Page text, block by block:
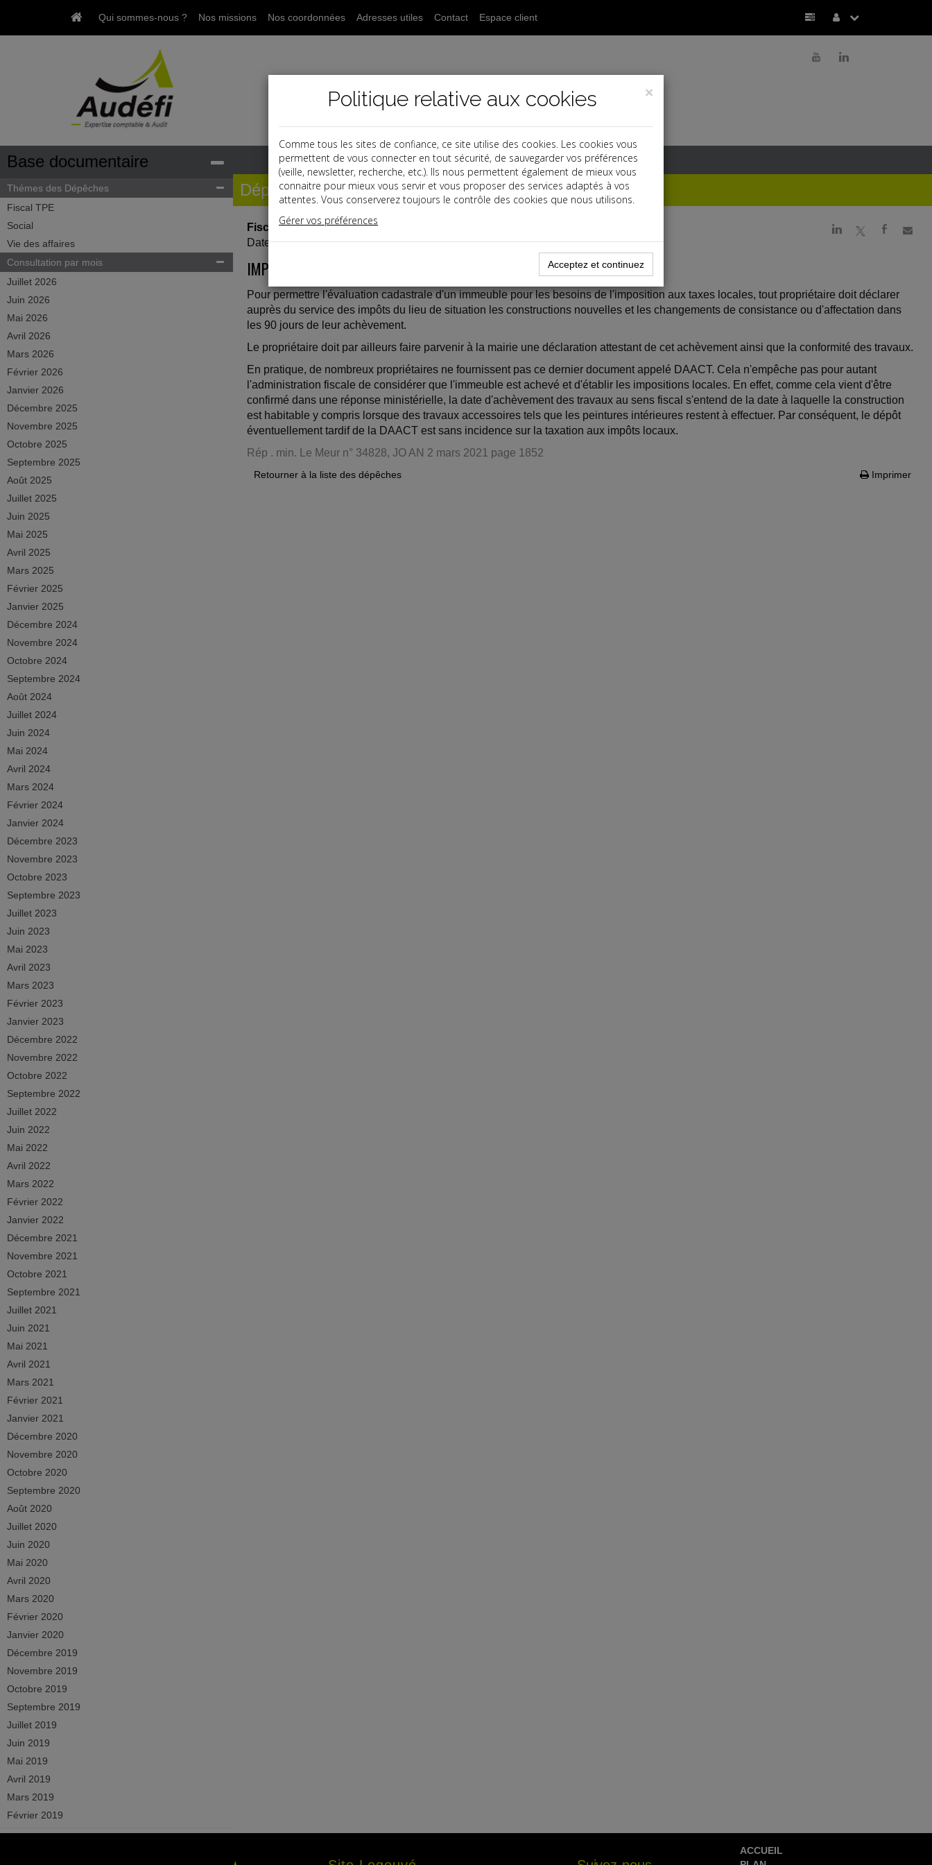
Qui sommes-nous ? Nos missions Nos coordonnées Adresses utiles Contact Espace client
j
r
Base documentaire
Thémes des Dépêches
Fiscal TPE
Social
Vie des affaires
Consultation par mois
Juillet 2026
Juin 2026
Mai 2026
Avril 2026
Mars 2026
Février 2026
Janvier 2026
Décembre 2025
Novembre 2025
Octobre 2025
Septembre 2025
Août 2025
Juillet 2025
Juin 2025
Mai 2025
Avril 2025
Mars 2025
Février 2025
Janvier 2025
Décembre 2024
Novembre 2024
Octobre 2024
Septembre 2024
Août 2024
Juillet 2024
Juin 2024
Mai 2024
Avril 2024
Mars 2024
Février 2024
Janvier 2024
Décembre 2023
Novembre 2023
Octobre 2023
Septembre 2023
Juillet 2023
Juin 2023
Mai 2023
Avril 2023
Mars 2023
Février 2023
Janvier 2023
Décembre 2022
Novembre 2022
Octobre 2022
Septembre 2022
Juillet 2022
Juin 2022
Mai 2022
Avril 2022
Mars 2022
Février 2022
Janvier 2022
Décembre 2021
Novembre 2021
Octobre 2021
Septembre 2021
Juillet 2021
Juin 2021
Mai 2021
Avril 2021
Mars 2021
Février 2021
Janvier 2021
Décembre 2020
Novembre 2020
Octobre 2020
Septembre 2020
Août 2020
Juillet 2020
Juin 2020
Mai 2020
Avril 2020
Mars 2020
Février 2020
Janvier 2020
Décembre 2019
Novembre 2019
Octobre 2019
Septembre 2019
Juillet 2019
Juin 2019
Mai 2019
Avril 2019
Mars 2019
Février 2019
Dépêches
j a b
Fiscal TPE
Date: 2021-03-23
IMPÔTS LOCAUX
Pour permettre l'évaluation cadastrale d'un immeuble pour les besoins de l'imposition aux taxes locales, tout propriétaire doit déclarer
auprès du service des impôts du lieu de situation les constructions nouvelles et les changements de consistance ou d'affectation dans
les 90 jours de leur achèvement.
Le propriétaire doit par ailleurs faire parvenir à la mairie une déclaration attestant de cet achèvement ainsi que la conformité des travaux.
En pratique, de nombreux propriétaires ne fournissent pas ce dernier document appelé DAACT. Cela n'empêche pas pour autant
l'administration fiscale de considérer que l'immeuble est achevé et d'établir les impositions locales. En effet, comme cela vient d'être
confirmé dans une réponse ministérielle, la date d'achèvement des travaux au sens fiscal s'entend de la date à laquelle la construction
est habitable y compris lorsque des travaux accessoires tels que les peintures intérieures restent à effectuer. Par conséquent, le dépôt
éventuellement tardif de la DAACT est sans incidence sur la taxation aux impôts locaux.
Rép . min. Le Meur n° 34828, JO AN 2 mars 2021 page 1852
Retourner à la liste des dépêches Imprimer
ACCUEIL
×
Politique relative aux cookies
Comme tous les sites de confiance, ce site utilise des cookies. Les cookies vous
permettent de vous connecter en tout sécurité, de sauvegarder vos préférences
(veille, newsletter, recherche, etc.). Ils nous permettent également de mieux vous
connaitre pour mieux vous servir et vous proposer des services adaptés à vos
attentes. Vous conserverez toujours le contrôle des cookies que nous utilisons.
Gérer vos préférences
Acceptez et continuez